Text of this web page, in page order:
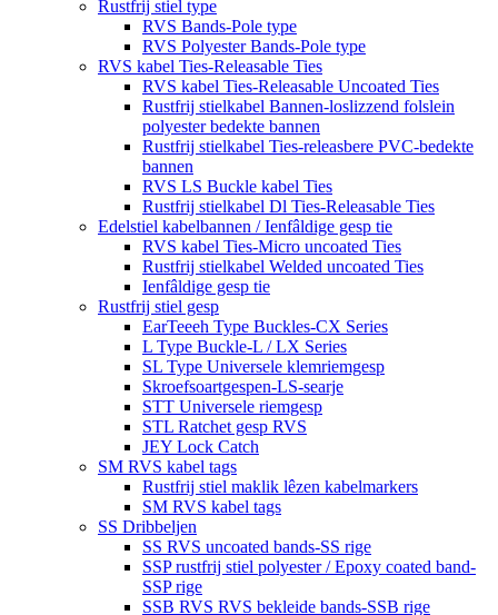
Rustfrij stiel type
RVS Bands-Pole type
RVS Polyester Bands-Pole type
RVS kabel Ties-Releasable Ties
RVS kabel Ties-Releasable Uncoated Ties
Rustfrij stielkabel Bannen-loslizzend folslein
polyester bedekte bannen
Rustfrij stielkabel Ties-releasbere PVC-bedekte
bannen
RVS LS Buckle kabel Ties
Rustfrij stielkabel Dl Ties-Releasable Ties
Edelstiel kabelbannen / Ienfâldige gesp tie
RVS kabel Ties-Micro uncoated Ties
Rustfrij stielkabel Welded uncoated Ties
Ienfâldige gesp tie
Rustfrij stiel gesp
EarTeeeh Type Buckles-CX Series
L Type Buckle-L / LX Series
SL Type Universele klemriemgesp
Skroefsoartgespen-LS-searje
STT Universele riemgesp
STL Ratchet gesp RVS
JEY Lock Catch
SM RVS kabel tags
Rustfrij stiel maklik lêzen kabelmarkers
SM RVS kabel tags
SS Dribbeljen
SS RVS uncoated bands-SS rige
SSP rustfrij stiel polyester / Epoxy coated band-
SSP rige
SSB RVS RVS bekleide bands-SSB rige